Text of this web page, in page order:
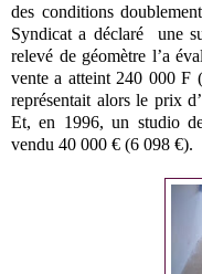
des conditions
Syndicat a déclaré une
relevé de géomètre l’a
vente a atteint 240 000 F
représentait alors le prix
Et, en 1996, un studio
vendu 40 000 € (6 098 €).